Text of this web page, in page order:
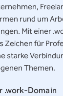
rund um
Mit einer
Zeichen für
starke
Themen.
.work-Domain